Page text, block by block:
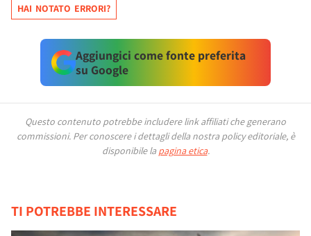
HAI NOTATO ERRORI?
Aggiungici come fonte preferita
su Google
Questo contenuto potrebbe includere link affiliati che generano
commissioni. Per conoscere i dettagli della nostra policy editoriale, è
disponibile la pagina etica.
TI POTREBBE INTERESSARE